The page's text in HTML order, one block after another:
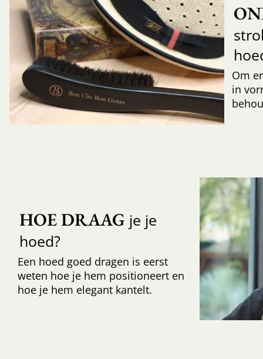
Om
in
HOE DRAAG je je
hoed?
Een hoed goed dragen is eerst
weten hoe je hem positioneert en
hoe je hem elegant kantelt.